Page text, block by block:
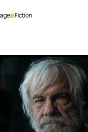
Fiction